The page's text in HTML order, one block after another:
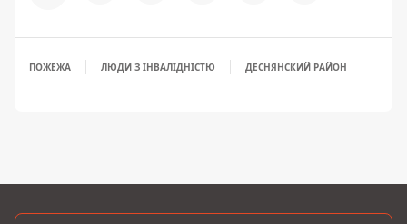
ПОЖЕЖА ЛЮДИ З ІНВАЛІДНІСТЮ ДЕСНЯНСКИЙ РАЙОН